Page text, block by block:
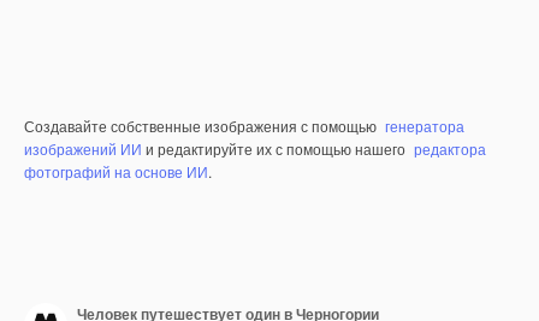
Создавайте собственные изображения с помощью генератора
изображений ИИ и редактируйте их с помощью нашего редактора
фотографий на основе ИИ.
Человек путешествует один в Черногории